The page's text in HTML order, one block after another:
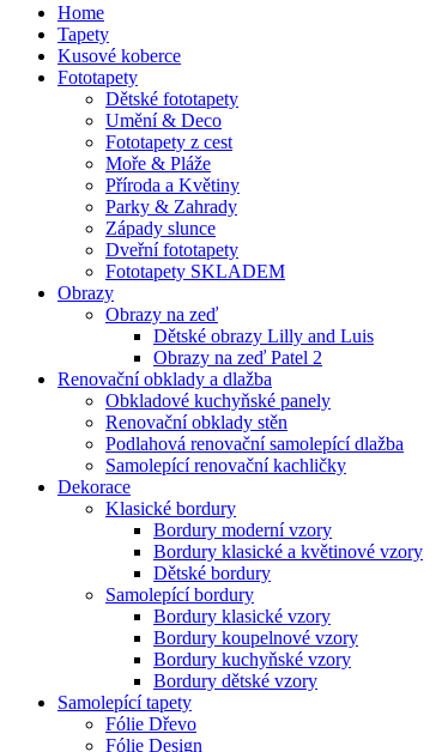
Home
Tapety
Kusové koberce
Fototapety
Dětské fototapety
Umění & Deco
Fototapety z cest
Moře & Pláže
Příroda a Květiny
Parky & Zahrady
Západy slunce
Dveřní fototapety
Fototapety SKLADEM
Obrazy
Obrazy na zeď
Dětské obrazy Lilly and Luis
Obrazy na zeď Patel 2
Renovační obklady a dlažba
Obkladové kuchyňské panely
Renovační obklady stěn
Podlahová renovační samolepící dlažba
Samolepící renovační kachličky
Dekorace
Klasické bordury
Bordury moderní vzory
Bordury klasické a květinové vzory
Dětské bordury
Samolepící bordury
Bordury klasické vzory
Bordury koupelnové vzory
Bordury kuchyňské vzory
Bordury dětské vzory
Samolepící tapety
Fólie Dřevo
Fólie Design